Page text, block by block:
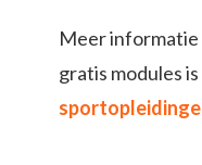
Meer
gratis modules